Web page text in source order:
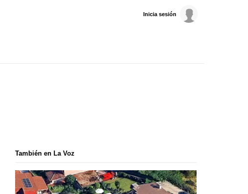
Inicia sesión
También en La Voz